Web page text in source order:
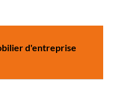
d'entreprise